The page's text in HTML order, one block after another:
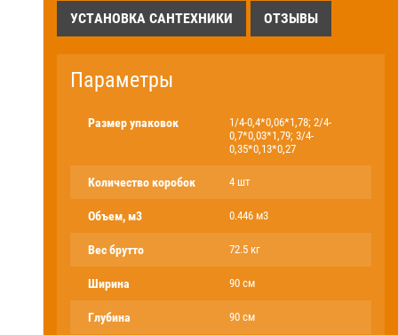
УСТАНОВКА САНТЕХНИКИ ОТЗЫВЫ
Параметры
Размер упаковок
1/4-0,4*0,06*1,78; 2/4-
0,7*0,03*1,79; 3/4-
0,35*0,13*0,27
Количество коробок 4 шт
Объем, м3 0.446 м3
Вес брутто 72.5 кг
Ширина 90 см
Глубина 90 см